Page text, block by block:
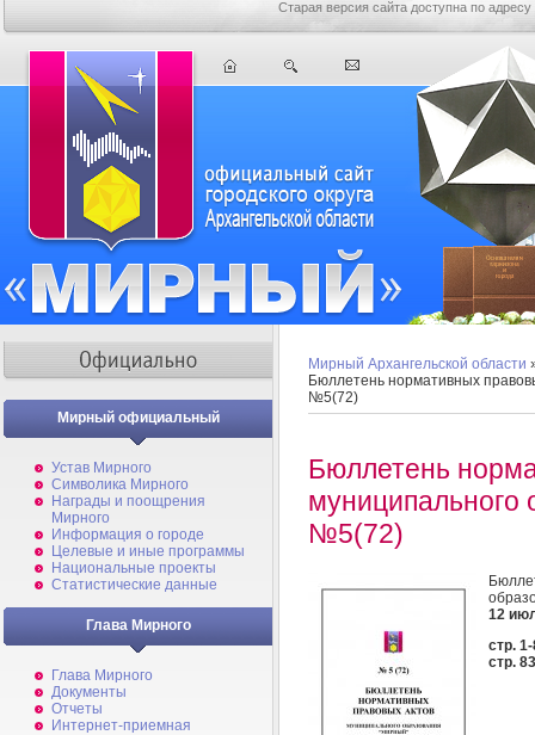
Старая версия сайта доступна по адресу
Мирный официальный
Устав Мирного
Символика Мирного
Награды и поощрения
Мирного
Информация о городе
Целевые и иные программы
Национальные проекты
Статистические данные
Глава Мирного
Глава Мирного
Документы
Отчеты
Интернет-приемная
Мирный Архангельской области
Бюллетень нормативных
№5(72)
Бюллетень
№5(72)
12
стр.
стр.